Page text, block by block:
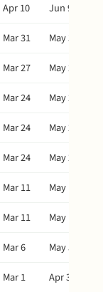
Apr 10
Jun 9
Mar 31
May 30
Mar 27
May 26
Mar 24
May 23
Mar 24
May 23
Mar 24
May 23
Mar 11
May 10
Mar 11
May 10
Mar 6
May 5
Mar 1 Apr 30